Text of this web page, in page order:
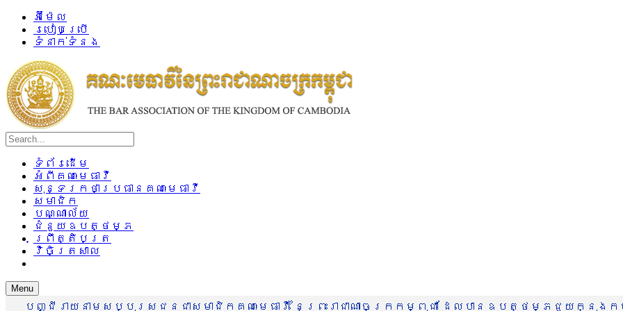
អ៊ីម៉ែល
របៀបប្រើ
ទំនាក់ទំនង
ទំព័រដើម
អំពីគណៈមេធាវី
សុន្ទរកថាប្រធានគណៈមេធាវី
សមាជិក
បណ្ណាល័យ
ជំនួយឧបត្ថម្ភ
ព្រឹត្តិបត្រ
វិចិត្រសាល
Menu
បញ្ជីរាយនាមសប្បុរសជនជាសមាជិកគណៈមេធាវី នៃព្រះរាជាណាចក្រកម្ពុជា ដែលបានឧបត្ថម្ភជួយក្នុង